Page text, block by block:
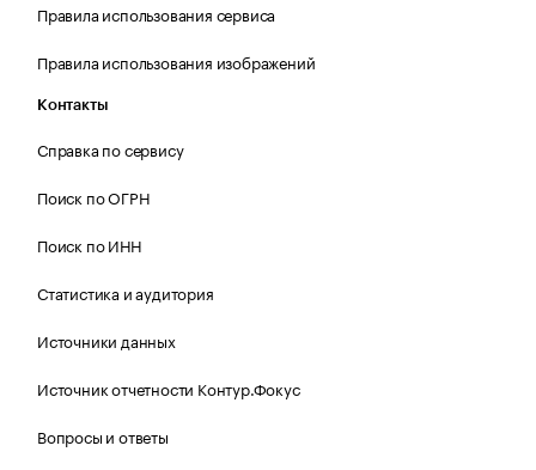
Правила использования сервиса
Правила использования изображений
Контакты
Справка по сервису
Поиск по ОГРН
Поиск по ИНН
Статистика и аудитория
Источники данных
Источник отчетности Контур.Фокус
Вопросы и ответы